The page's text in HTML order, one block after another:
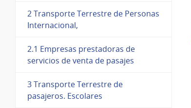
2 Transporte Terrestre de Personas
Internacional,
2.1 Empresas prestadoras de
servicios de venta de pasajes
3 Transporte Terrestre de
pasajeros. Escolares